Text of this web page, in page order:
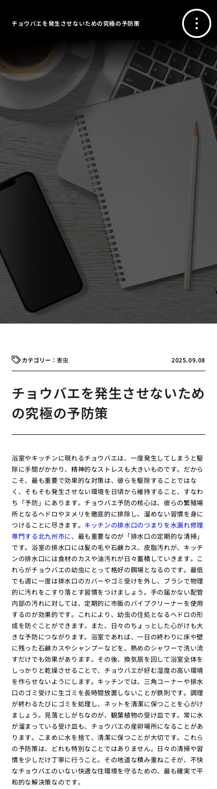
チョウバエを発生させないための究極の予防策
2025.09.08
害虫
チョウバエを発生させないため
の究極の予防策
浴室やキッチンに現れるチョウバエは、一度発生してしまうと駆
除に手間がかかり、精神的なストレスも大きいものです。だから
こそ、最も重要で効果的な対策は、彼らを駆除することではな
く、そもそも発生させない環境を日頃から維持すること、すなわ
ち「予防」にあります。チョウバエ予防の核心は、彼らの繁殖場
所となるヘドロやヌメリを徹底的に排除し、溜めない習慣を身に
つけることに尽きます。 キッチンの排水口のつまりを水漏れ修理
専門する北九州市に、最も重要なのが「排水口の定期的な清掃」
です。浴室の排水口には髪の毛や石鹸カス、皮脂汚れが、キッチ
ンの排水口には食材のカスや油汚れが日々蓄積していきます。こ
れらがチョウバエの幼虫にとって格好の餌場となるのです。最低
でも週に一度は排水口のカバーやゴミ受けを外し、ブラシで物理
的に汚れをこすり落とす習慣をつけましょう。手の届かない配管
内部の汚れに対しては、定期的に市販のパイプクリーナーを使用
するのが効果的です。これにより、幼虫の住処となるヘドロの形
成を防ぐことができます。また、日々のちょっとした心がけも大
きな予防につながります。浴室であれば、一日の終わりに床や壁
に残った石鹸カスやシャンプーなどを、熱めのシャワーで洗い流
すだけでも効果があります。その後、換気扇を回して浴室全体を
しっかりと乾燥させることで、チョウバエが好む湿度の高い環境
を作らせないようにします。キッチンでは、三角コーナーや排水
口のゴミ受けに生ゴミを長時間放置しないことが鉄則です。調理
が終わるたびにゴミを処理し、ネットを清潔に保つことを心がけ
ましょう。見落としがちなのが、観葉植物の受け皿です。常に水
が溜まっている受け皿も、チョウバエの産卵場所になることがあ
ります。こまめに水を捨て、清潔に保つことが大切です。これら
の予防策は、どれも特別なことではありません。日々の清掃や習
慣を少しだけ丁寧に行うこと。その地道な積み重ねこそが、不快
なチョウバエのいない快適な住環境を守るための、最も確実で平
和的な解決策なのです。